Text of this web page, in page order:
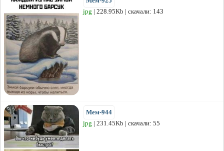
jpg | 228.95Kb | скачали: 143
Мем-944
jpg | 231.45Kb | скачали: 55